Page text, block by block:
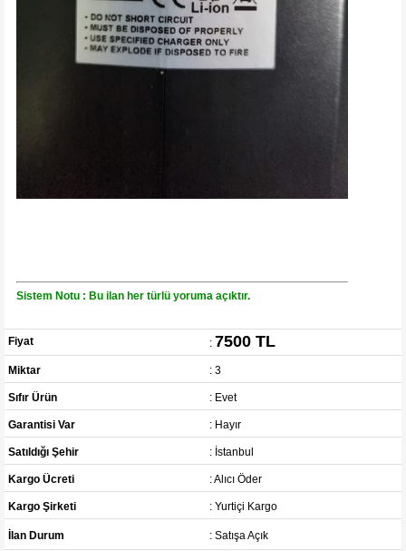
Sistem Notu : Bu ilan her türlü yoruma açıktır.
Fiyat : 7500 TL
Miktar : 3
Sıfır Ürün : Evet
Garantisi Var : Hayır
Satıldığı Şehir : İstanbul
Kargo Ücreti : Alıcı Öder
Kargo Şirketi : Yurtiçi Kargo
İlan Durum : Satışa Açık